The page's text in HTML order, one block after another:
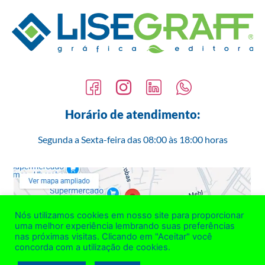
Horário de atendimento:
Segunda a Sexta-feira das 08:00 às 18:00 horas
Nós utilizamos cookies em nosso site para proporcionar
uma melhor experiência lembrando suas preferências
nas próximas visitas. Clicando em "Aceitar" você
concorda com a utilização de cookies.